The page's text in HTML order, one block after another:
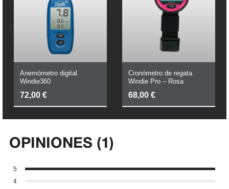
Anemómetro digital
Windie360
72,00 €
Cronómetro de regata
Windie Pro – Rosa
68,00 €
OPINIONES (1)
5
4